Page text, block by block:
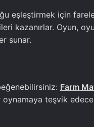
eşleştirmek için
kazanırlar. Oyun,
sunar.
Farm
teşvik